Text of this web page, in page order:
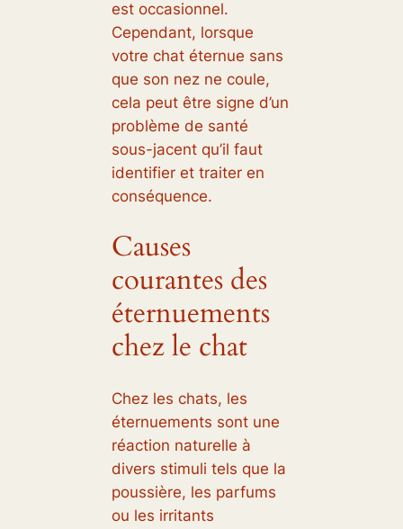
est occasionnel.
Cependant, lorsque
votre chat éternue sans
que son nez ne coule,
cela peut être signe d’un
problème de santé
sous-jacent qu’il faut
identifier et traiter en
conséquence.
Causes
courantes des
éternuements
chez le chat
Chez les chats, les
éternuements sont une
réaction naturelle à
divers stimuli tels que la
poussière, les parfums
ou les irritants